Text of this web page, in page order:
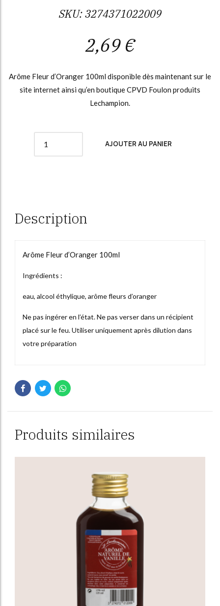
SKU:3274371022009
2,69 €
Arôme Fleur d’Oranger 100ml disponible dès maintenant sur le
site internet ainsi qu’en boutique CPVD Foulon produits
Lechampion.
AJOUTER AU PANIER
Description
Arôme Fleur d’Oranger 100ml
Ingrédients :
eau, alcool éthylique, arôme fleurs d’oranger
Ne pas ingérer en l’état. Ne pas verser dans un récipient
placé sur le feu. Utiliser uniquement après dilution dans
votre préparation
Produits similaires